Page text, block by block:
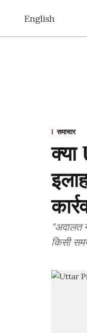
English
समाचार
क्या
"अदालत
किसी